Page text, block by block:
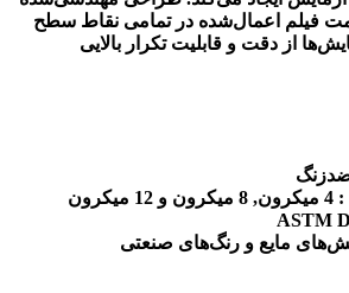
فیلم اعمال‌شده در تمامی نقاط سطح
از دقت و قابلیت تکرار بالایی
مایع و رنگ‌های صنعتی